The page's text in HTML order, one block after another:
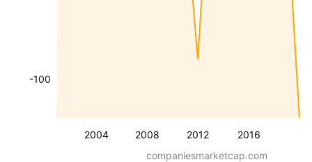
2004 2008 2012 2016
-100
companiesmarketcap.com